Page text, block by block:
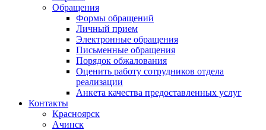
Обращения
Формы обращений
Личный прием
Электронные обращения
Письменные обращения
Порядок обжалования
Оценить работу сотрудников отдела
реализации
Анкета качества предоставленных услуг
Контакты
Красноярск
Ачинск